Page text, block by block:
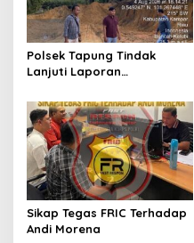
Polsek Tapung Tindak
Lanjuti Laporan
Penambangan Ilegal di
Desa Bencah Kelubi
Sikap Tegas FRIC Terhadap
Andi Morena